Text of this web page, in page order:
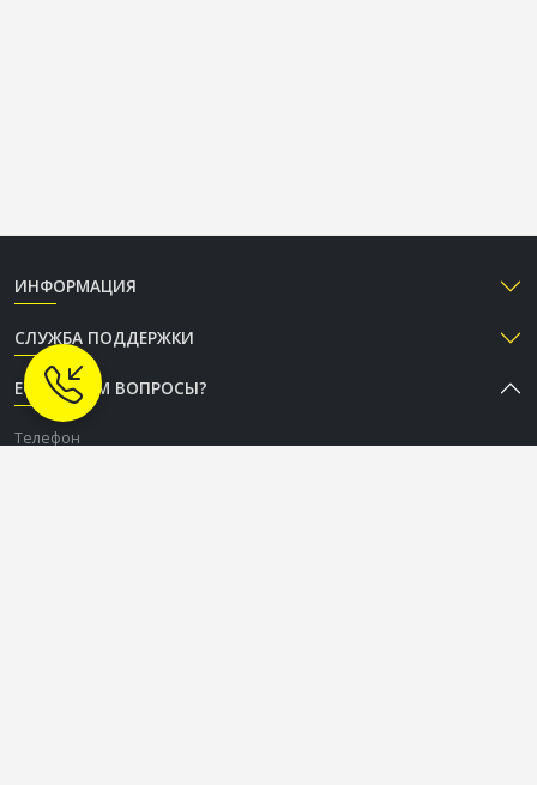
ИНФОРМАЦИЯ
СЛУЖБА ПОДДЕРЖКИ
ЕСТЬ К НАМ ВОПРОСЫ?
Телефон